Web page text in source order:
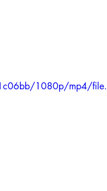
1080p/mp4/file.